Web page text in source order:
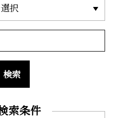
択
検索
索条件